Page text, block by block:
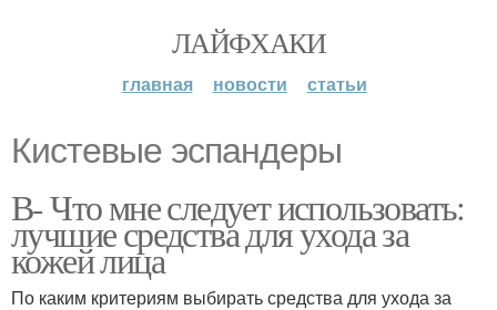
ЛАЙФХАКИ
главная новости статьи
Кистевые эспандеры
В- Что мне следует использовать:
лучшие средства для ухода за
кожей лица
По каким критериям выбирать средства для ухода за